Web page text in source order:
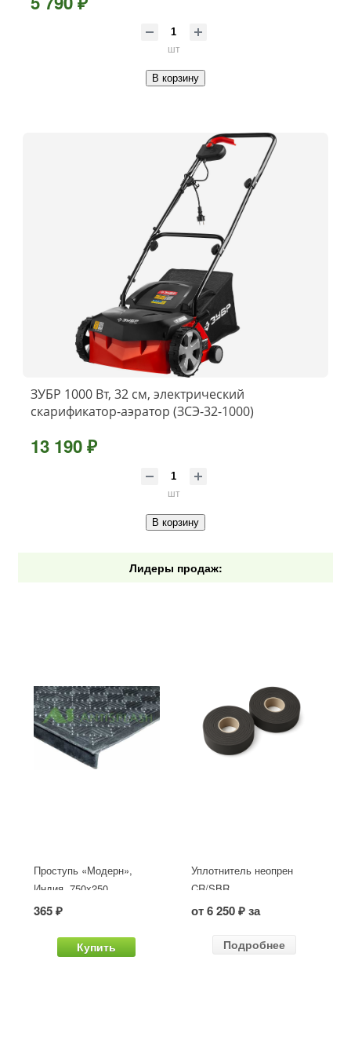
шт
В корзину
ЗУБР 1000 Вт, 32 см, электрический
скарификатор-аэратор (ЗСЭ-32-1000)
13 190 ₽
шт
В корзину
Лидеры продаж:
Проступь «Модерн»,
Индия, 750x250
365 ₽
Купить
Уплотнитель неопрен
CR/SBR
от 6 250 ₽ за
Подробнее